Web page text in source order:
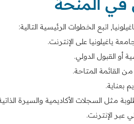
اتبع الخطوات الرئيسية التالية:
ياغيلونيا على الإنترنت.
أو القبول الدولي.
القائمة المتاحة.
بعناية.
مثل السجلات الأكاديمية والسيرة
عبر الإنترنت.